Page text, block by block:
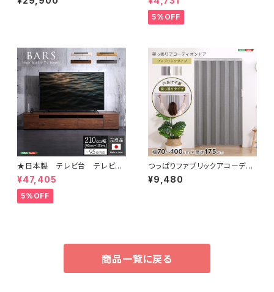
ズ 日本製・完成品｜Loar-ロ
DC
5%OFF
★日本製 テレビ台 テレビボ
ード 210cm幅 【BARS-バー
ス-】 SH-24-BR210
¥47,405
5%OFF
つっぱりファブリックアコーディ
オンドア 100×175cm SH-1
6-TFAD
¥9,480
商品一覧に戻る